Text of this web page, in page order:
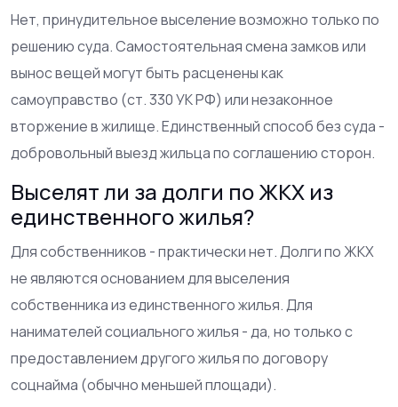
Нет, принудительное выселение возможно только по
решению суда. Самостоятельная смена замков или
вынос вещей могут быть расценены как
самоуправство (ст. 330 УК РФ) или незаконное
вторжение в жилище. Единственный способ без суда -
добровольный выезд жильца по соглашению сторон.
Выселят ли за долги по ЖКХ из
единственного жилья?
Для собственников - практически нет. Долги по ЖКХ
не являются основанием для выселения
собственника из единственного жилья. Для
нанимателей социального жилья - да, но только с
предоставлением другого жилья по договору
соцнайма (обычно меньшей площади).